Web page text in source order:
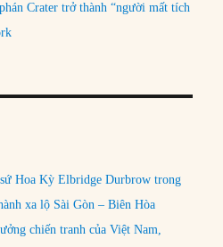
Crater trở thành “người mất tích
Hoa Kỳ Elbridge Durbrow trong
xa lộ Sài Gòn – Biên Hòa
chiến tranh của Việt Nam,